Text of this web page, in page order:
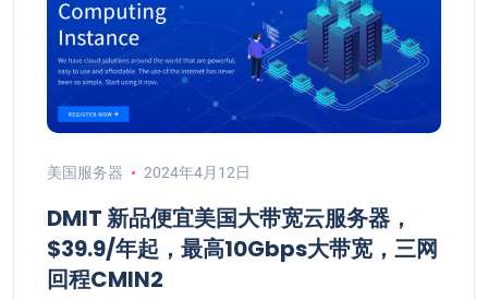
美国服务器 2024年4月12日
DMIT 新品便宜美国大带宽云服务器，
$39.9/年起，最高10Gbps大带宽，三网
回程CMIN2